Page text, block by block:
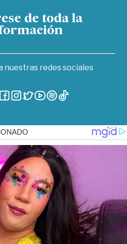
de toda la
nuestras redes sociales